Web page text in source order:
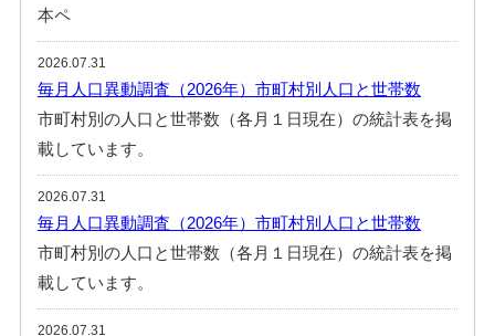
本ペ
2026.07.31
毎月人口異動調査（2026年）市町村別人口と世帯数
市町村別の人口と世帯数（各月１日現在）の統計表を掲
載しています。
2026.07.31
毎月人口異動調査（2026年）市町村別人口と世帯数
市町村別の人口と世帯数（各月１日現在）の統計表を掲
載しています。
2026.07.31